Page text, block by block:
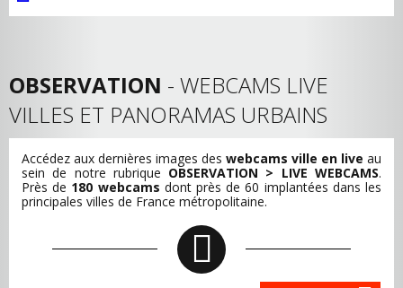
OBSERVATION - WEBCAMS LIVE
VILLES ET PANORAMAS URBAINS
Accédez aux dernières images des webcams ville en live au
sein de notre rubrique OBSERVATION > LIVE WEBCAMS.
Près de 180 webcams dont près de 60 implantées dans les
principales villes de France métropolitaine.